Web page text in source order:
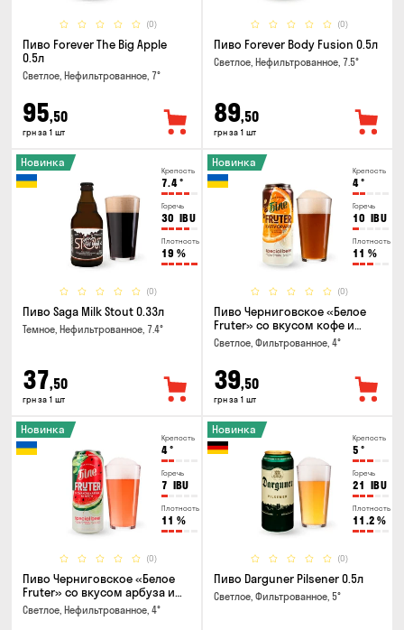
(0)
Пиво Forever The Big Apple
0.5л
Светлое, Нефильтрованное, 7°
95,50
грн за 1 шт
(0)
Пиво Forever Body Fusion 0.5л
Светлое, Нефильтрованное, 7.5°
89,50
грн за 1 шт
Крепость
7.4°
Горечь
30 IBU
Плотность
19 %
(0)
Новинка
Пиво Saga Milk Stout 0.33л
Темное, Нефильтрованное, 7.4°
37,50
грн за 1 шт
Крепость
4°
Горечь
10 IBU
Плотность
11 %
(0)
Новинка
Пиво Черниговское «Белое
Fruter» со вкусом кофе и
апельсина 0.5 л
Светлое, Фильтрованное, 4°
39,50
грн за 1 шт
Крепость
4°
Горечь
7 IBU
Плотность
11 %
(0)
Новинка
Пиво Черниговское «Белое
Fruter» со вкусом арбуза и
мяты 0.5л
Светлое, Нефильтрованное, 4°
Крепость
5 °
Горечь
21 IBU
Плотность
11.2 %
(0)
Новинка
Пиво Darguner Pilsener 0.5л
Светлое, Фильтрованное, 5°